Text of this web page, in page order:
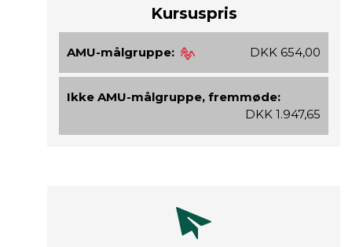
Kursuspris
AMU-målgruppe: DKK 654,00
Ikke AMU-målgruppe, fremmøde:
DKK 1.947,65